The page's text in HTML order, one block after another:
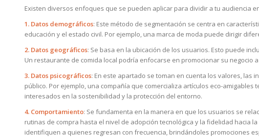
Existen diversos enfoques que se pueden aplicar para dividir a tu audiencia
1. Datos demográficos: Este método de segmentación se centra en
educación y el estado civil. Por ejemplo, una marca de moda puede dirigir
2. Datos geográficos: Se basa en la ubicación de los usuarios. Esto puede
Un restaurante de comida local podría enfocarse en promocionar su negocio
3. Datos psicográficos: En este apartado se toman en cuenta los valores, las
público. Por ejemplo, una compañía que comercializa artículos eco-
interesados en la sostenibilidad y la protección del entorno.
4. Comportamiento: Se fundamenta en la manera en que los usuarios se
rutinas de compra hasta el nivel de adopción tecnológica y la fidelidad hacia
identifiquen a quienes regresan con frecuencia, brindándoles promociones